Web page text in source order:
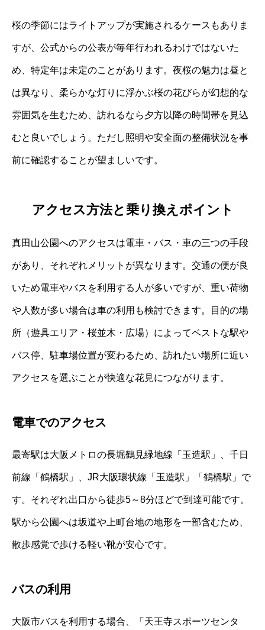
桜の季節にはライトアップが実施されるケースもありま
すが、公式からの公表が毎年行われるわけではないた
め、特定年は未定のことがあります。夜桜の魅力は昼と
は異なり、柔らかな灯りに浮かぶ桜の花びらが幻想的な
雰囲気を生むため、訪れるなら夕方以降の時間帯を見込
むと良いでしょう。ただし照明や安全面の整備状況を事
前に確認することが望ましいです。
アクセス方法と乗り換えポイント
真田山公園へのアクセスは電車・バス・車の三つの手段
があり、それぞれメリットが異なります。交通の便が良
いため電車やバスを利用する人が多いですが、重い荷物
や人数が多い場合は車の利用も検討できます。目的の場
所（遊具エリア・桜並木・広場）によってベストな駅や
バス停、駐車場位置が変わるため、訪れたい場所に近い
アクセスを選ぶことが快適な花見につながります。
電車でのアクセス
最寄駅は大阪メトロの長堀鶴見緑地線「玉造駅」、千日
前線「鶴橋駅」、JR大阪環状線「玉造駅」「鶴橋駅」で
す。それぞれ出口から徒歩5～8分ほどで到達可能です。
駅から公園へは坂道や上町台地の地形を一部含むため、
散歩感覚で歩ける軽い靴が安心です。
バスの利用
大阪市バスを利用する場合、「天王寺スポーツセンタ